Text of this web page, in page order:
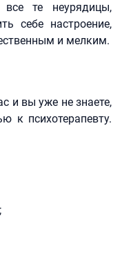
те неурядицы,
себе настроение,
и мелким.
и вы уже не знаете,
к психотерапевту.